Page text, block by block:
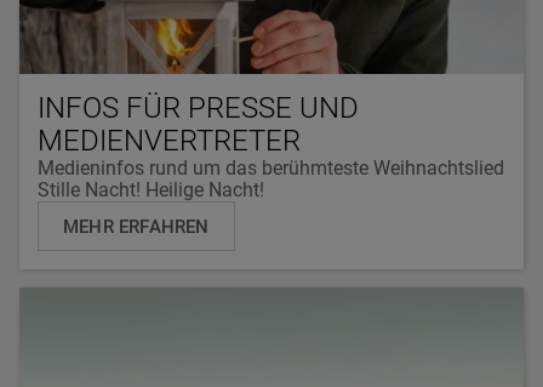
INFOS FÜR PRESSE UND
MEDIENVERTRETER
Medieninfos rund um das berühmteste Weihnachtslied
Stille Nacht! Heilige Nacht!
MEHR ERFAHREN